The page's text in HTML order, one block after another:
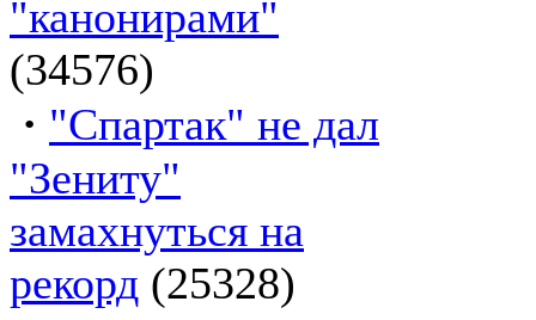
"канонирами"
(34576)
· "Спартак" не дал
"Зениту"
замахнуться на
рекорд (25328)